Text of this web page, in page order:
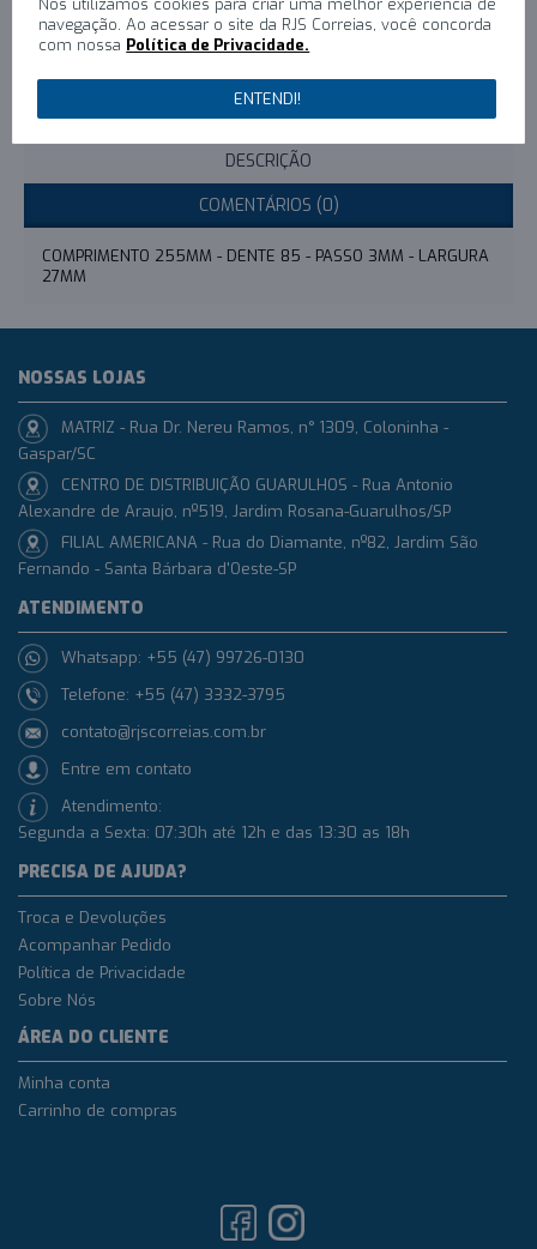
Escreva um comentário
DESCRIÇÃO
COMENTÁRIOS (0)
COMPRIMENTO 255MM - DENTE 85 - PASSO 3MM - LARGURA
27MM
Nós utilizamos cookies para criar uma melhor experiência de
navegação. Ao acessar o site da RJS Correias, você concorda
com nossa Política de Privacidade.
ENTENDI!
NOSSAS LOJAS
MATRIZ - Rua Dr. Nereu Ramos, n° 1309, Coloninha -
Gaspar/SC
CENTRO DE DISTRIBUIÇÃO GUARULHOS - Rua Antonio
Alexandre de Araujo, nº519, Jardim Rosana-Guarulhos/SP
FILIAL AMERICANA - Rua do Diamante, nº82, Jardim São
Fernando - Santa Bárbara d'Oeste-SP
ATENDIMENTO
Whatsapp: +55 (47) 99726-0130
Telefone: +55 (47) 3332-3795
contato@rjscorreias.com.br
Entre em contato
Atendimento:
Segunda a Sexta: 07:30h até 12h e das 13:30 as 18h
PRECISA DE AJUDA?
Troca e Devoluções
Acompanhar Pedido
Política de Privacidade
Sobre Nós
ÁREA DO CLIENTE
Minha conta
Carrinho de compras